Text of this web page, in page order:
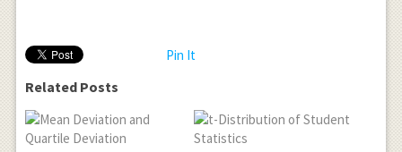
Pin It
Related Posts